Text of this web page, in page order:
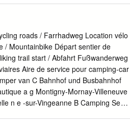
: OISILLY (RV Eglise); samedi
vendredi 22 septembre : PLAINE
(RV église). Pour toutes les
Mirebellois et Fontenois est ravi de
« au travers de mes peintures,
roads / Farrhadweg Location vélo
/ Mountainbike Départ sentier de
trail start / Abfahrt Fußwanderweg
Aire de service pour camping-car
van C Bahnhof und Busbahnhof
a g Montigny-Mornay-Villeneuve
n e -sur-Vingeanne B Camping Se